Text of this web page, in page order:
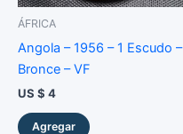
Níquel
-
BU
cantidad
ÁFRICA
Angola – 1956 – 1 Escudo –
Bronce – VF
US $ 4
Agregar